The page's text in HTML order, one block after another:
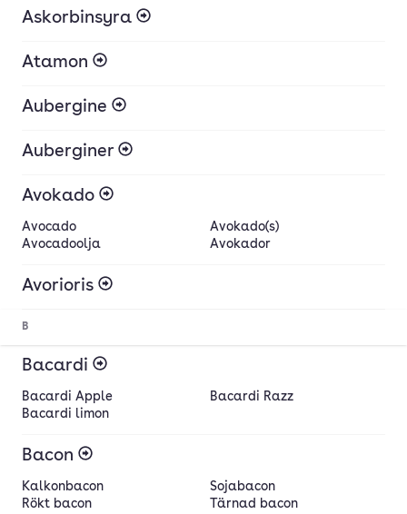
Askorbinsyra
Atamon
Aubergine
Auberginer
Avokado
Avocado
Avocadoolja
Avokado(s)
Avokador
Avorioris
B
Bacardi
Bacardi Apple
Bacardi limon
Bacardi Razz
Bacon
Kalkonbacon
Rökt bacon
Sojabacon
Tärnad bacon